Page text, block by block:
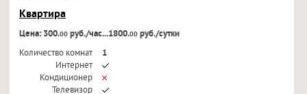
Квартира
Цена: 300.00руб./час...1800.00руб./сутки
Количество комнат
1
Интернет
Кондиционер
Телевизор